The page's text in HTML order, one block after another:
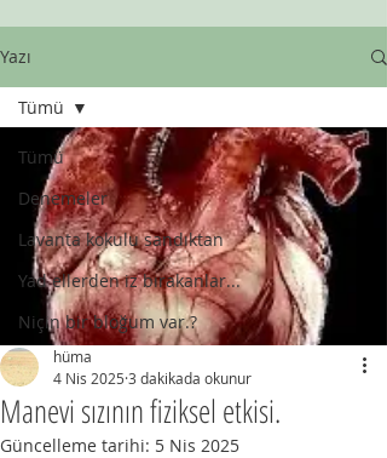
Yazı
Tümü
Denemeler
Lavanta kokulu sandıktan
Yad ellerden iz bırakanlar...
Niçin bir bloğum var.?
Tümü
Manevi sızının fiziksel etkisi.
hüma
4 Nis 2025 3 dakikada okunur
Güncelleme tarihi: 5 Nis 2025